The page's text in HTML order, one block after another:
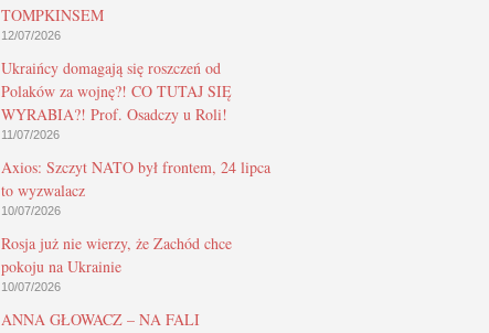
TOMPKINSEM
12/07/2026
Ukraińcy domagają się roszczeń od
Polaków za wojnę?! CO TUTAJ SIĘ
WYRABIA?! Prof. Osadczy u Roli!
11/07/2026
Axios: Szczyt NATO był frontem, 24 lipca
to wyzwalacz
10/07/2026
Rosja już nie wierzy, że Zachód chce
pokoju na Ukrainie
10/07/2026
ANNA GŁOWACZ – NA FALI